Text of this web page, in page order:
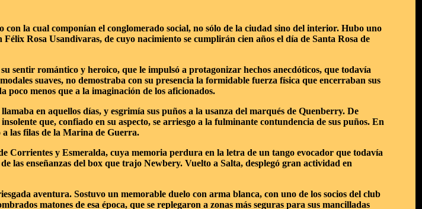
la cual componían el conglomerado social, no sólo de la ciudad sino del interior. Hubo uno
Rosa Usandivaras, de cuyo nacimiento se cumplirán cien años el día de Santa Rosa de
sentir romántico y heroico, que le impulsó a protagonizar hechos anecdóticos, que todavía
suaves, no demostraba con su presencia la formidable fuerza física que encerraban sus
poco menos que a la imaginación de los aficionados.
en aquellos días, y esgrimía sus puños a la usanza del marqués de Quenberry. De
que, confiado en su aspecto, se arriesgo a la fulminante contundencia de sus puños. En
a las filas de la Marina de Guerra.
Corrientes y Esmeralda, cuya memoria perdura en la letra de un tango evocador que todavía
las enseñanzas del box que trajo Newbery. Vuelto a Salta, desplegó gran actividad en
aventura. Sostuvo un memorable duelo con arma blanca, con uno de los socios del club
matones de esa época, que se replegaron a zonas más seguras para sus mancilladas